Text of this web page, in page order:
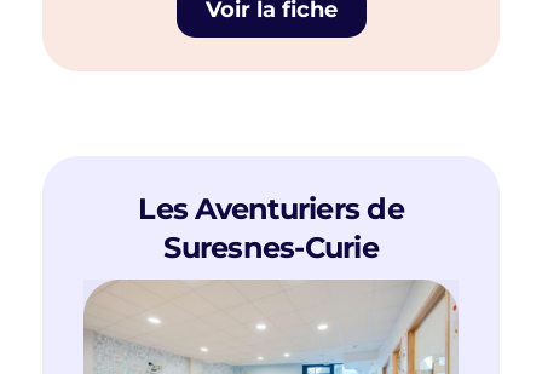
Voir la fiche
Les Aventuriers de
Suresnes-Curie